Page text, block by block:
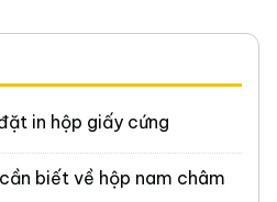
in hộp giấy cứng
biết về hộp nam châm